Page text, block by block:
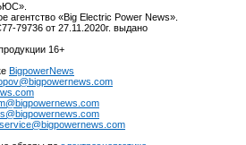
«Big Electric Power News».
79736 от 27.11.2020г. выдано
16+
BigpowerNews